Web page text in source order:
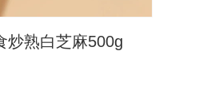
炒熟白芝麻500g